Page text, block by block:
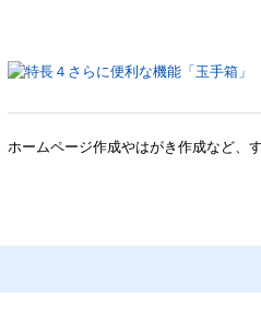
ホームページ作成やはがき作成など、